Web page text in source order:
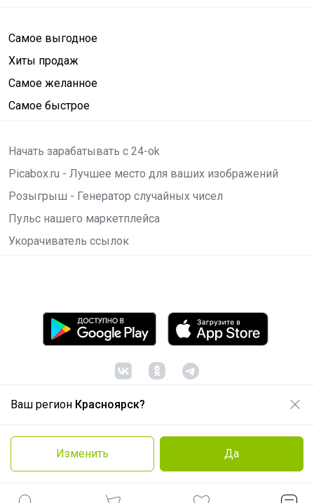
Ваш регион Красноярск?
Изменить Да
Самое выгодное
Хиты продаж
Самое желанное
Самое быстрое
Начать зарабатывать с 24-ok
Picabox.ru - Лучшее место для ваших изображений
Розыгрыш - Генератор случайных чисел
Пульс нашего маркетплейса
Укорачиватель ссылок
© ООО "Лявита", ОГРН 1122468054070, 2012 -2026
Политика конфиденциальности
Cоглашение пользователя